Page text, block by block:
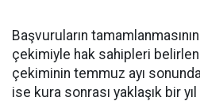
Başvuruların
çekimiyle hak sahipleri
çekiminin temmuz ayı sonunda
ise kura sonrası yaklaşık bir